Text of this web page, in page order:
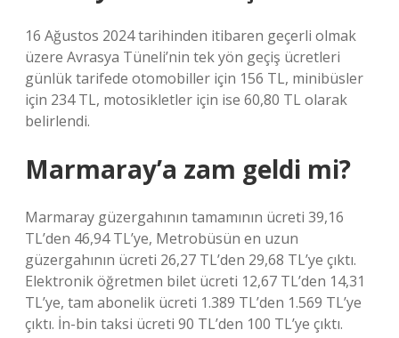
16 Ağustos 2024 tarihinden itibaren geçerli olmak
üzere Avrasya Tüneli’nin tek yön geçiş ücretleri
günlük tarifede otomobiller için 156 TL, minibüsler
için 234 TL, motosikletler için ise 60,80 TL olarak
belirlendi.
Marmaray’a zam geldi mi?
Marmaray güzergahının tamamının ücreti 39,16
TL’den 46,94 TL’ye, Metrobüsün en uzun
güzergahının ücreti 26,27 TL’den 29,68 TL’ye çıktı.
Elektronik öğretmen bilet ücreti 12,67 TL’den 14,31
TL’ye, tam abonelik ücreti 1.389 TL’den 1.569 TL’ye
çıktı. İn-bin taksi ücreti 90 TL’den 100 TL’ye çıktı.